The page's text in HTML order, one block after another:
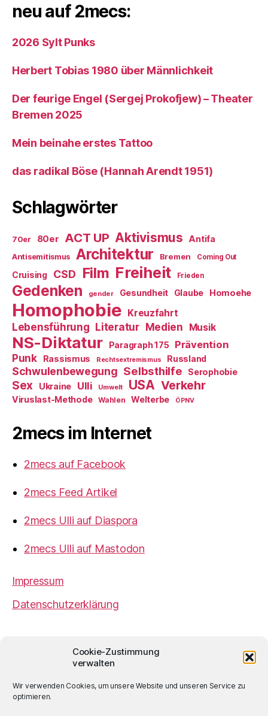
Cookie-Zustimmung
verwalten
Wir verwenden Cookies, um unsere Website und unseren Service zu
optimieren.
neu auf 2mecs:
2026 Sylt Punks
Herbert Tobias 1980 über Männlichkeit
Der feurige Engel (Sergej Prokofjew) – Theater
Bremen 2025
Mein beinahe erstes Tattoo
das radikal Böse (Hannah Arendt 1951)
Schlagwörter
70er 80er ACT UP Aktivismus Antifa
Antisemitismus Architektur Bremen Coming Out
Cruising CSD Film Freiheit Frieden
Gedenken gender Gesundheit Glaube Homoehe
Homophobie Kreuzfahrt
Lebensführung Literatur Medien Musik
NS-Diktatur Paragraph 175
Prävention
Punk
Rassismus Rechtsextremismus Russland
Schwulenbewegung Selbsthilfe Serophobie
Sex Ukraine Ulli Umwelt USA Verkehr
Viruslast-Methode Wahlen Welterbe ÖPNV
2mecs im Internet
2mecs auf Facebook
2mecs Feed Artikel
2mecs Ulli auf Diaspora
2mecs Ulli auf Mastodon
Impressum
Datenschutzerklärung
Ulrich Würdemannist sofern nicht
anders angegeben lizenziert unter einer
Creative
Lizenz.